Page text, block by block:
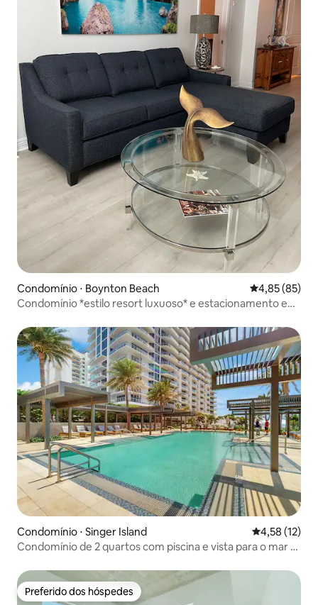
Condomínio ⋅ Boynton Beach 4,85 de uma
4,85 (85)
Condomínio *estilo resort luxuoso* e estacionamento em
Condomínio ⋅ Singer Island 4,58 de uma
4,58 (12)
Condomínio de 2 quartos com piscina e vista para o mar -
Preferido dos hóspedes
Preferido dos hóspedes